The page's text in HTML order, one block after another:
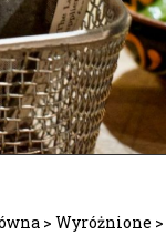
> Wyróżnione >